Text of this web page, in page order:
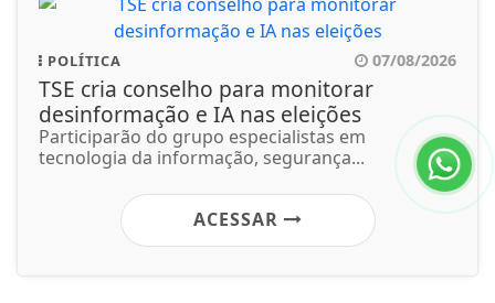
POLÍTICA 07/08/2026
TSE cria conselho para monitorar
desinformação e IA nas eleições
Participarão do grupo especialistas em
tecnologia da informação, segurança...
ACESSAR